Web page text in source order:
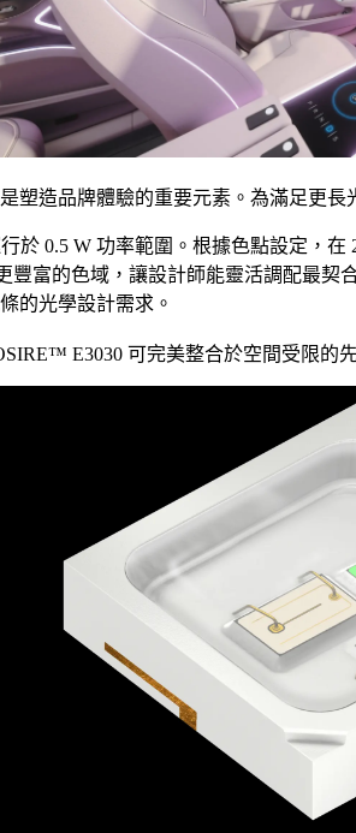
塑造品牌體驗的重要元素。為滿足更
0.5 W 功率範圍。根據色點設定，
豐富的色域，讓設計師能靈活調配最
的光學設計需求。
E3030 可完美整合於空間受限的